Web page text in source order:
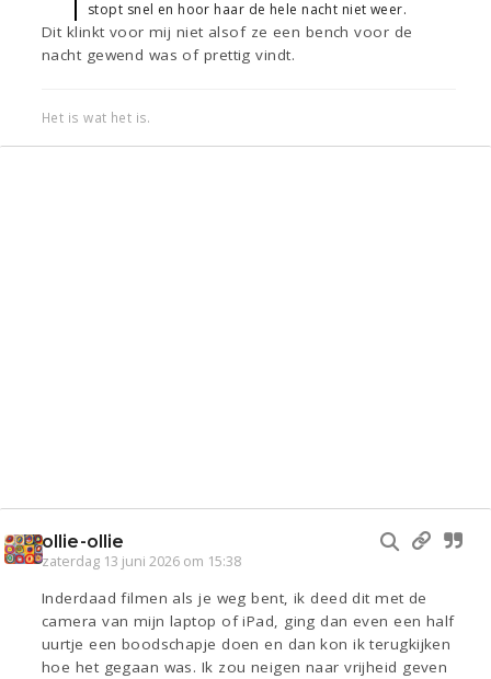
stopt snel en hoor haar de hele nacht niet weer.
Dit klinkt voor mij niet alsof ze een bench voor de
nacht gewend was of prettig vindt.
Het is wat het is.
ollie-ollie
zaterdag 13 juni 2026 om 15:38
Inderdaad filmen als je weg bent, ik deed dit met de
camera van mijn laptop of iPad, ging dan even een half
uurtje een boodschapje doen en dan kon ik terugkijken
hoe het gegaan was. Ik zou neigen naar vrijheid geven